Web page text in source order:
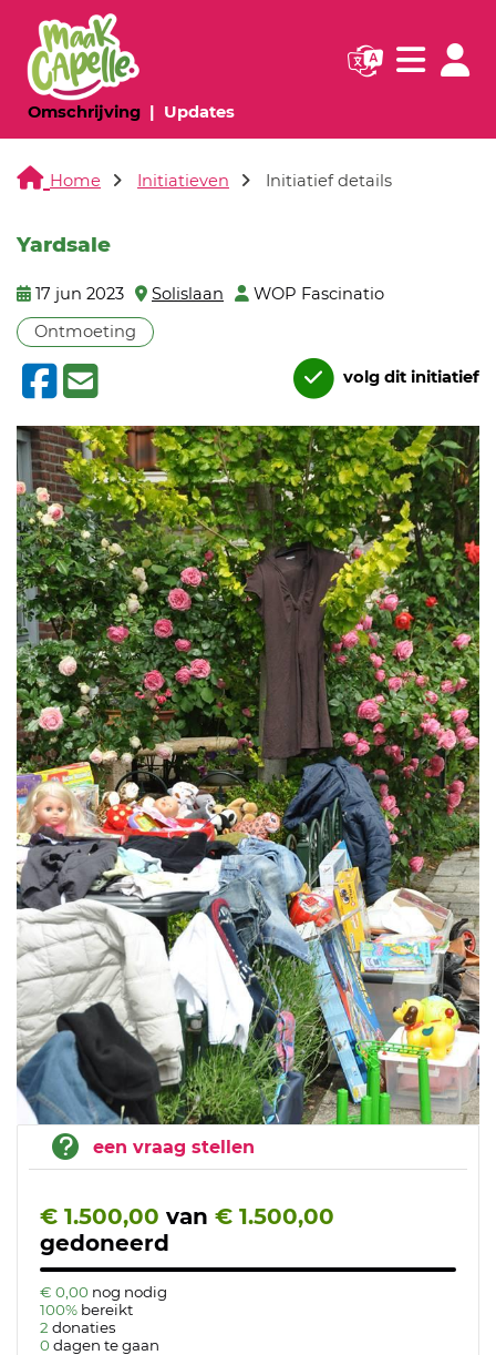
Omschrijving(huidige pagina)
Updates(huidige pagina)
Navigatie
Home Initiatieven Initiatief details
Yardsale
17 jun 2023 Solislaan
WOP Fascinatio
Ontmoeting
volg dit initiatief
een vraag stellen
€ 1.500,00 van € 1.500,00
gedoneerd
€ 0,00 nog nodig
100% bereikt
2 donaties
0 dagen te gaan